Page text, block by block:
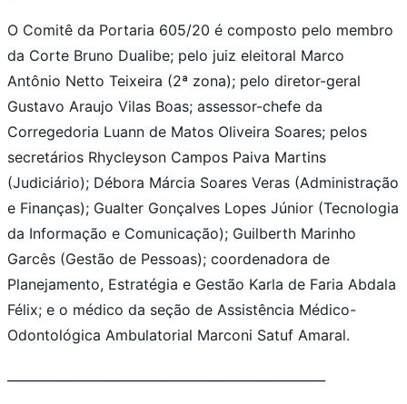
O Comitê da Portaria 605/20 é composto pelo membro
da Corte Bruno Dualibe; pelo juiz eleitoral Marco
Antônio Netto Teixeira (2ª zona); pelo diretor-geral
Gustavo Araujo Vilas Boas; assessor-chefe da
Corregedoria Luann de Matos Oliveira Soares; pelos
secretários Rhycleyson Campos Paiva Martins
(Judiciário); Débora Márcia Soares Veras (Administração
e Finanças); Gualter Gonçalves Lopes Júnior (Tecnologia
da Informação e Comunicação); Guilberth Marinho
Garcês (Gestão de Pessoas); coordenadora de
Planejamento, Estratégia e Gestão Karla de Faria Abdala
Félix; e o médico da seção de Assistência Médico-
Odontológica Ambulatorial Marconi Satuf Amaral.